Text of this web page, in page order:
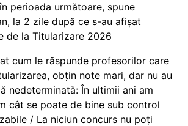
perioada următoare, spune
la 2 zile după ce s-au afișat
de la Titularizare 2026
cum le răspunde profesorilor care
obțin note mari, dar nu au
nedeterminată: În ultimii ani am
cât se poate de bine sub control
/ La niciun concurs nu poți